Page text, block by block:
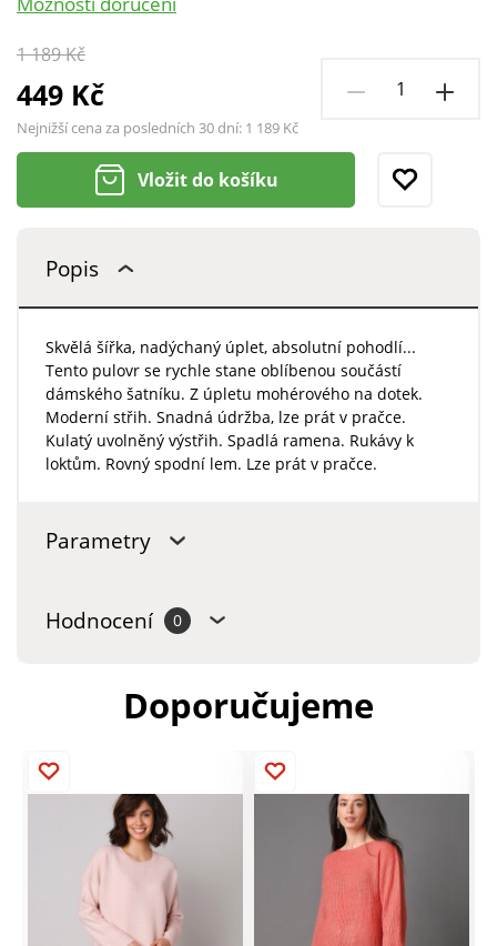
1 189 Kč
449 Kč
Nejnižší cena za posledních 30 dní: 1 189 Kč
Vložit do košíku
Popis
Skvělá šířka, nadýchaný úplet, absolutní pohodlí...
Tento pulovr se rychle stane oblíbenou součástí
dámského šatníku. Z úpletu mohérového na dotek.
Moderní střih. Snadná údržba, lze prát v pračce.
Kulatý uvolněný výstřih. Spadlá ramena. Rukávy k
loktům. Rovný spodní lem. Lze prát v pračce.
Parametry
Hodnocení 0
Doporučujeme